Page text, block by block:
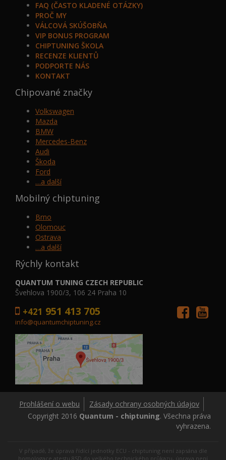
FAQ (ČASTO KLADENÉ OTÁZKY)
PROČ MY
VÁLCOVÁ SKÚŠOBŇA
VIP BONUS PROGRAM
CHIPTUNING ŠKOLA
RECENZE KLIENTŮ
PODPORTE NÁS
KONTAKT
Chipované značky
Volkswagen
Mazda
BMW
Mercedes-Benz
Audi
Škoda
Ford
…a další
Mobilný chiptuning
Brno
Olomouc
Ostrava
…a další
Rýchly kontakt
QUANTUM TUNING CZECH REPUBLIC
Švehlova 1900/3, 106 24 Praha 10
+421 951 413 705
info@quantumchiptuning.cz
Prohlášení o webu
Zásady ochrany osobných údajov
Copyright 2016 Quantum - chiptuning. Všechna práva
vyhrazena.
V případě, že úprava řídící jednotky ECU - chiptuning není zapsána dle
homologace atestu 8SD do velkého technického průkazu, úprava není